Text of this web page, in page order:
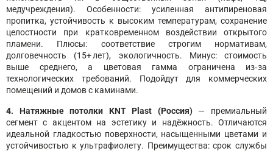
медучреждения). Особенности: усиленная антипиреновая
пропитка, устойчивость к высоким температурам, сохранение
целостности при кратковременном воздействии открытого
пламени. Плюсы: соответствие строгим нормативам,
долговечность (15+ лет), экологичность. Минус: стоимость
выше среднего, а цветовая гамма ограничена из‑за
технологических требований. Подойдут для коммерческих
помещений и домов с каминами.
4. Натяжные потолки KNT Plast (Россия)— премиальный
сегмент с акцентом на эстетику и надёжность. Отличаются
идеальной гладкостью поверхности, насыщенными цветами и
устойчивостью к ультрафиолету. Преимущества: срок службы